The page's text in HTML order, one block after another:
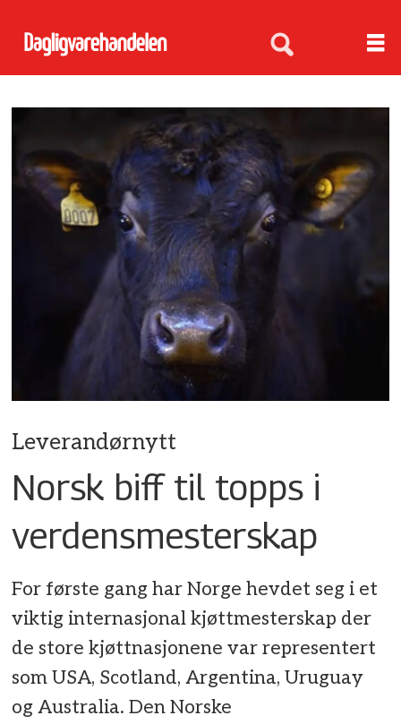
Leverandørnytt
Norsk biff til topps i
verdensmesterskap
For første gang har Norge hevdet seg i et
viktig internasjonal kjøttmesterskap der
de store kjøttnasjonene var representert
som USA, Scotland, Argentina, Uruguay
og Australia. Den Norske